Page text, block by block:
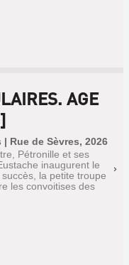
AGE
Rue de Sèvres, 2026
Pétronille et ses
inaugurent le
la petite troupe
les convoitises des